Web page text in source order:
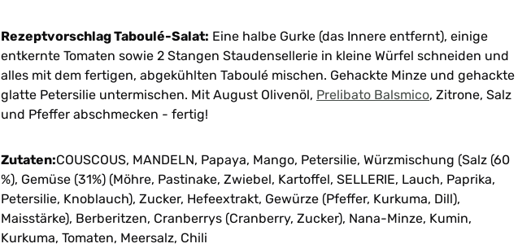
Rezeptvorschlag Taboulé-Salat: Eine halbe Gurke (das Innere entfernt), einige
entkernte Tomaten sowie 2 Stangen Staudensellerie in kleine Würfel schneiden und
alles mit dem fertigen, abgekühlten Taboulé mischen. Gehackte Minze und gehackte
glatte Petersilie untermischen. Mit August Olivenöl, Prelibato Balsmico, Zitrone, Salz
und Pfeffer abschmecken - fertig!
Zutaten:COUSCOUS, MANDELN, Papaya, Mango, Petersilie, Würzmischung (Salz (60
%), Gemüse (31%) (Möhre, Pastinake, Zwiebel, Kartoffel, SELLERIE, Lauch, Paprika,
Petersilie, Knoblauch), Zucker, Hefeextrakt, Gewürze (Pfeffer, Kurkuma, Dill),
Maisstärke), Berberitzen, Cranberrys (Cranberry, Zucker), Nana-Minze, Kumin,
Kurkuma, Tomaten, Meersalz, Chili